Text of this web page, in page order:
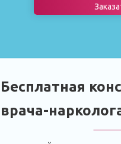
Бесплатная
врача-